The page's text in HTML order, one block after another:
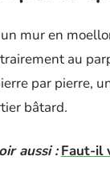
mur en
au
par pierre,
bâtard.
aussi : Faut-il